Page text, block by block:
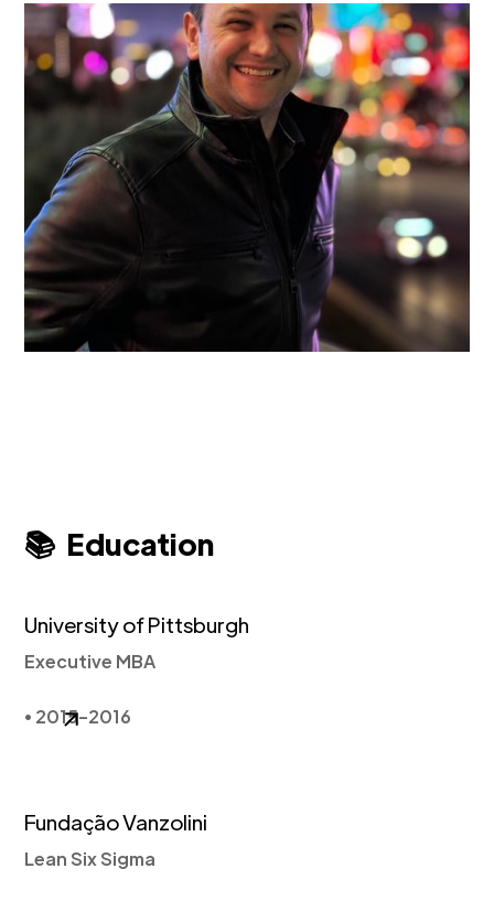
📚 Education
University of Pittsburgh
Executive MBA
• 2015-2016
Fundação Vanzolini
Lean Six Sigma